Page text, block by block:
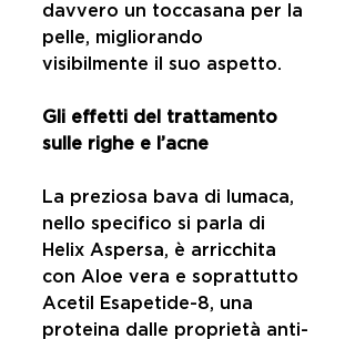
davvero un toccasana per la
pelle, migliorando
visibilmente il suo aspetto.
Gli effetti del trattamento
sulle righe e l’acne
La preziosa bava di lumaca,
nello specifico si parla di
Helix Aspersa, è arricchita
con Aloe vera e soprattutto
Acetil Esapetide-8, una
proteina dalle proprietà anti-